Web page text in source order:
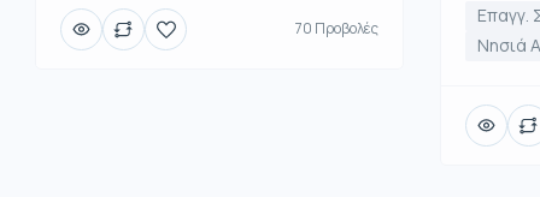
70 Προβολές
Επαγγ.
Νησιά